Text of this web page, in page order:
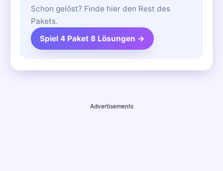
Schon gelöst? Finde hier den Rest des
Pakets.
Spiel 4 Paket 8 Lösungen →
Advertisements